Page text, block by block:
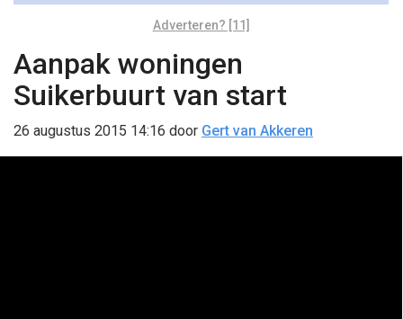
Adverteren? [11]
Aanpak woningen
Suikerbuurt van start
26 augustus 2015 14:16 door Gert van Akkeren